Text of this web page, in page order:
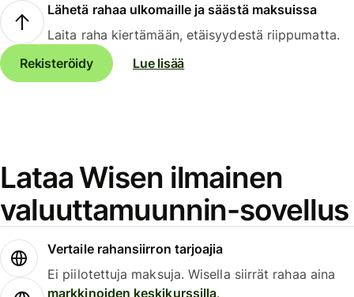
Lähetä rahaa ulkomaille ja säästä maksuissa
Laita raha kiertämään, etäisyydestä riippumatta.
Rekisteröidy
Lue lisää
Lataa Wisen ilmainen
valuuttamuunnin-sovellus
Vertaile rahansiirron tarjoajia
Ei piilotettuja maksuja. Wisella siirrät rahaa aina
markkinoiden keskikurssilla.